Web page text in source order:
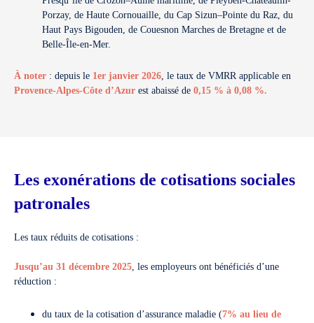
Porzay, de Haute Cornouaille, du Cap Sizun–Pointe du Raz, du
Haut Pays Bigouden, de Couesnon Marches de Bretagne et de
Belle-Île-en-Mer.
À noter : depuis le 1er janvier 2026, le taux de VMRR applicable en
Provence-Alpes-Côte d’Azur est abaissé de 0,15 % à 0,08 %.
Les exonérations de cotisations sociales
patronales
Les taux réduits de cotisations :
Jusqu’au 31 décembre 2025, les employeurs ont bénéficiés d’une
réduction :
du taux de la cotisation d’assurance maladie (7% au lieu de